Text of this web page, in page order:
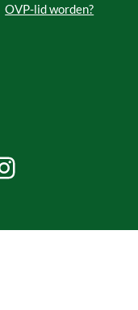
OVP-lid worden?
Beleef Princenhage
Beleef Princenhage